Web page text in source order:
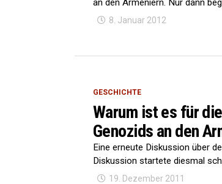
an den Armeniern. Nur dann
8. Januar 2012
GESCHICHTE
Warum ist es für
Genozids an den
Eine erneute Diskussion über
Diskussion startete diesmal
19. Dezember 2011